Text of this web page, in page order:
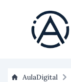
AulaDigital